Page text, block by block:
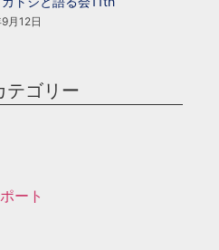
月12日
テゴリー
ート